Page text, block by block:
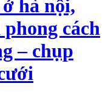
hà nội,
cách
– chụp